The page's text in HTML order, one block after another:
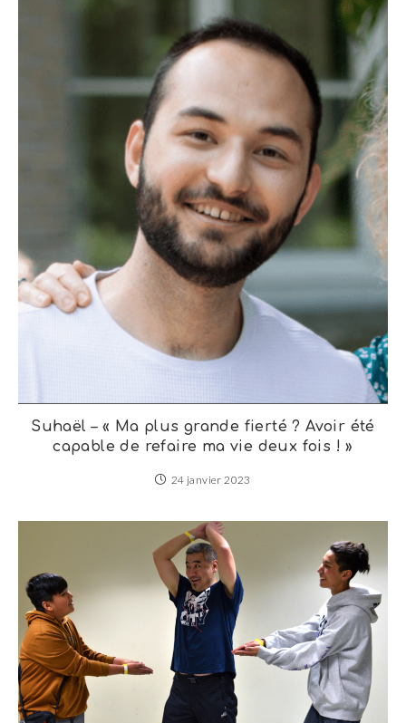
Suhaël – « Ma plus grande fierté ? Avoir été
capable de refaire ma vie deux fois ! »
24 janvier 2023